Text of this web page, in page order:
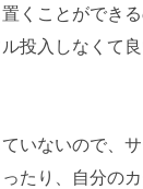
くことができ
投入しなくて
いないので、
たり、自分の